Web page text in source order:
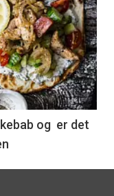
og er det